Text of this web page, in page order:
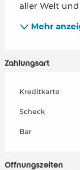
aller Welt
Mehr
Zahlungsart
Kreditkarte
Scheck
Bar
Öffnungszeiten